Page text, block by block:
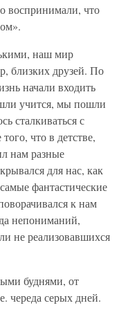
воспринимали, что
наш мир
близких друзей. По
начали входить
учится, мы пошли
сталкиваться с
что в детстве,
нам разные
для нас, как
фантастические
к нам
непониманий,
не реализовавшихся
буднями, от
череда серых дней.